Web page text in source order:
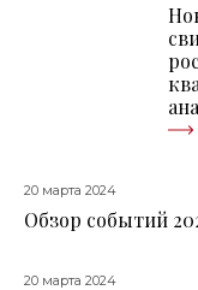
20 марта 2024
Обзор событий
20 марта 2024